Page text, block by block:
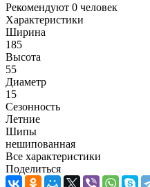
Рекомендуют 0 человек
Характеристики
Ширина
185
Высота
55
Диаметр
15
Сезонность
Летние
Шипы
нешипованная
Все характеристики
Поделиться